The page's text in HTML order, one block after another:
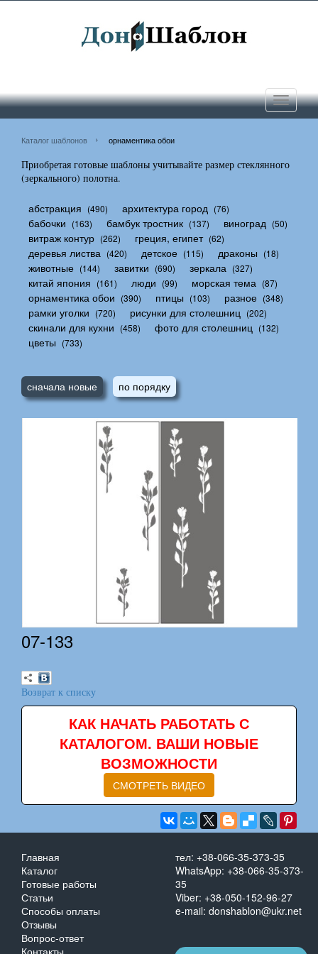
Toggle
Каталог шаблонов орнаментика обои
Приобретая готовые шаблоны учитывайте размер стеклянного
(зеркального) полотна.
абстракция (490) архитектура город (76)
бабочки (163) бамбук тростник (137) виноград (50)
витраж контур (262) греция, египет (62)
деревья листва (420) детское (115) драконы (18)
животные (144) завитки (690) зеркала (327)
китай япония (161) люди (99) морская тема (87)
орнаментика обои (390) птицы (103) разное (348)
рамки уголки (720) рисунки для столешниц (202)
скинали для кухни (458) фото для столешниц (132)
цветы (733)
сначала новые по порядку
07-133
Возврат к списку
КАК НАЧАТЬ РАБОТАТЬ С
КАТАЛОГОМ. ВАШИ НОВЫЕ
ВОЗМОЖНОСТИ
СМОТРЕТЬ ВИДЕО
Главная
Каталог
Готовые работы
Статьи
Способы оплаты
Отзывы
Вопрос-ответ
тел: +38-066-35-373-35
WhatsApp: +38-066-35-373-
35
Viber: +38-050-152-96-27
e-mail: donshablon@ukr.net